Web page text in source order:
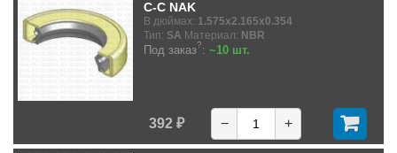
C-C NAK
В дюймах: 1.575x2.165x0.354
Тип: SA Материал: NBR
Под заказ?: ~10 шт.
392 ₽ − +